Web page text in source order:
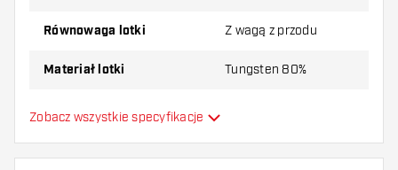
Równowaga lotki Z wagą z przodu
Materiał lotki Tungsten 80%
Typ Dartowy chwyt na nos
Gracz w darta
Zobacz wszystkie specyfikacje